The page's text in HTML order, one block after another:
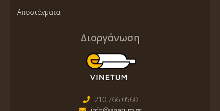
Αποστάγματα
Διοργάνωση
210 766 0560